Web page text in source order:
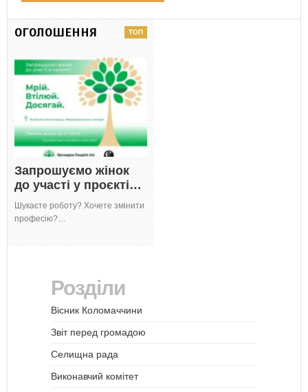
ОГОЛОШЕННЯ
Запрошуємо жінок
до участі у проєкті…
Шукаєте роботу? Хочете змінити
професію?…
Розділи
Вісник Коломаччини
Звіт перед громадою
Селищна рада
Виконавчий комітет